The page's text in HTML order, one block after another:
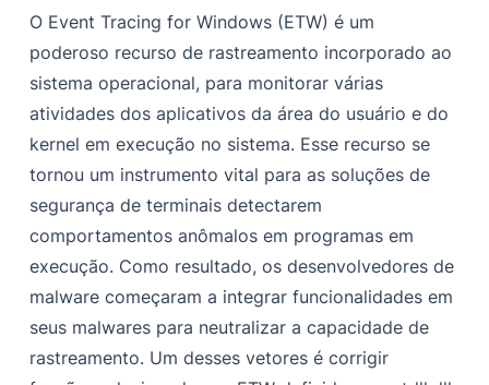
O Event Tracing for Windows (ETW) é um
poderoso recurso de rastreamento incorporado ao
sistema operacional, para monitorar várias
atividades dos aplicativos da área do usuário e do
kernel em execução no sistema. Esse recurso se
tornou um instrumento vital para as soluções de
segurança de terminais detectarem
comportamentos anômalos em programas em
execução. Como resultado, os desenvolvedores de
malware começaram a integrar funcionalidades em
seus malwares para neutralizar a capacidade de
rastreamento. Um desses vetores é corrigir